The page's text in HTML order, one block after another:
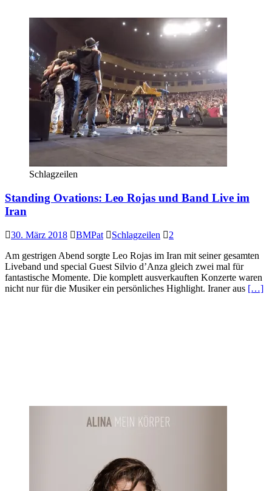
Schlagzeilen
Standing Ovations: Leo Rojas und Band Live im
Iran
30. März 2018 BMPat Schlagzeilen
2
Am gestrigen Abend sorgte Leo Rojas im Iran mit seiner gesamten
Liveband und special Guest Silvio d’Anza gleich zwei mal für
fantastische Momente. Die komplett ausverkauften Konzerte waren
nicht nur für die Musiker ein persönliches Highlight. Iraner aus […]